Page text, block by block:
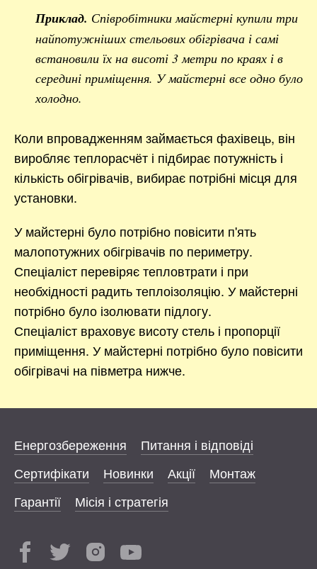
Приклад. Співробітники майстерні купили три
найпотужніших стельових обігрівача і самі
встановили їх на висоті 3 метри по краях і в
середині приміщення. У майстерні все одно було
холодно.
Коли впровадженням займається фахівець, він
виробляє теплорасчёт і підбирає потужність і
кількість обігрівачів, вибирає потрібні місця для
установки.
У майстерні було потрібно повісити п'ять
малопотужних обігрівачів по периметру.
Спеціаліст перевіряє тепловтрати і при
необхідності радить теплоізоляцію. У майстерні
потрібно було ізолювати підлогу.
Спеціаліст враховує висоту стель і пропорції
приміщення. У майстерні потрібно було повісити
обігрівачі на півметра нижче.
Енергозбереження
Питання і відповіді
Сертифікати
Новинки Акції
Монтаж
Гарантії
Місія і стратегія